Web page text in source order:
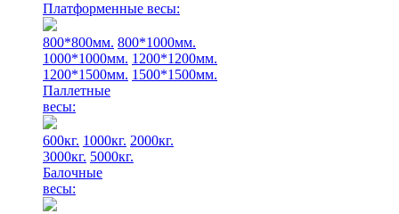
Платформенные весы:
800*800мм. 800*1000мм.
1000*1000мм. 1200*1200мм.
1200*1500мм. 1500*1500мм.
Паллетные
весы:
600кг. 1000кг. 2000кг.
3000кг. 5000кг.
Балочные
весы: